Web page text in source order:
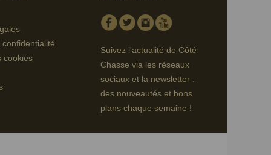
cookies
Facebook
TwitterInstagram
Suivez l'actualité de Côté
Chasse via les réseaux
sociaux et la newsletter :
des nouveautés et bons
plans chaque semaine !